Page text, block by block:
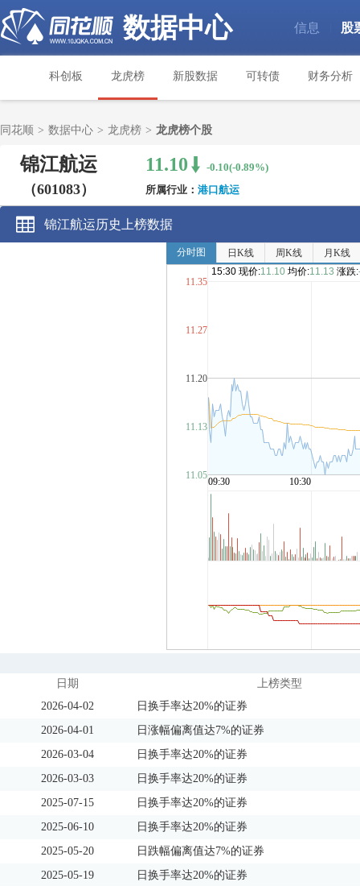
数据中心 信息 股
科创板 龙虎榜 新股数据 可转债 财务分析
同花顺 > 数据中心 > 龙虎榜 > 龙虎榜个股
锦江航运
（601083）
11.10
-0.10(-0.89%)
所属行业： 港口航运
锦江航运历史上榜数据
日期
上榜类型
2026-04-02
日换手率达20%的证券
2026-04-01
日涨幅偏离值达7%的证券
2026-03-04
日换手率达20%的证券
2026-03-03
日换手率达20%的证券
2025-07-15
日换手率达20%的证券
2025-06-10
日换手率达20%的证券
2025-05-20
日跌幅偏离值达7%的证券
2025-05-19
日换手率达20%的证券